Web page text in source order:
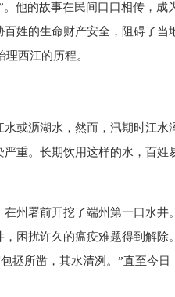
他的故事在民间口口相传，成
姓的生命财产安全，阻碍了当
西江的历程。
或沥湖水，然而，汛期时江水
重。长期饮用这样的水，百姓
州署前开挖了端州第一口水井
困扰许久的瘟疫难题得到解除
拯所凿，其水清冽。”直至今日